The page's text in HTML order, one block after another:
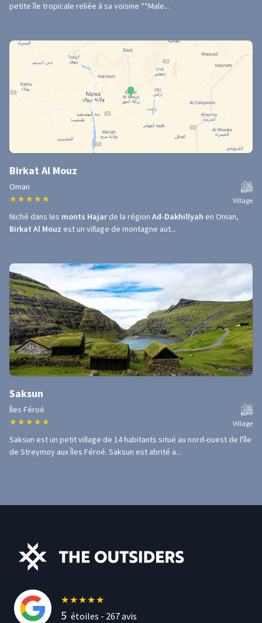
petite île tropicale reliée à sa voisine **Male...
Birkat Al Mouz
Oman
★ ★ ★ ★ ★ Village
Niché dans les monts Hajarde la région Ad-Dakhilīyah en Oman,
Birkat Al Mouz est un village de montagne aut...
Saksun
Îles Féroé
★ ★ ★ ★ ★ Village
Saksun est un petit village de 14 habitants situé au nord-ouest de l'île
de Streymoy aux Îles Féroé. Saksun est abrité a...
★★★★★
5 étoiles - 267avis